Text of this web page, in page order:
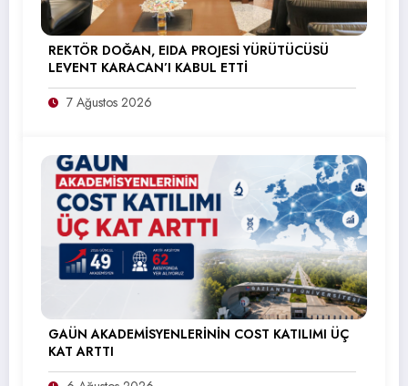
REKTÖR DOĞAN, EIDA PROJESİ YÜRÜTÜCÜSÜ
LEVENT KARACAN’I KABUL ETTİ
7 Ağustos 2026
GAÜN AKADEMİSYENLERİNİN COST KATILIMI ÜÇ
KAT ARTTI